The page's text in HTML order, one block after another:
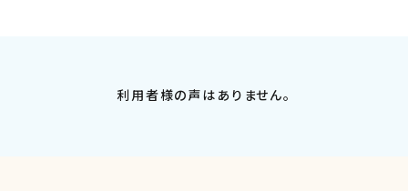
利用者様の声はありません。